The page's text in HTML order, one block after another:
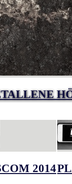
2014